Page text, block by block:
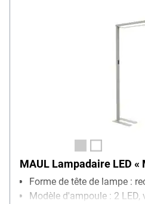
MAUL Lampadaire LED «
Forme de tête de lampe :
Modèle d'ampoule : 2 LED,